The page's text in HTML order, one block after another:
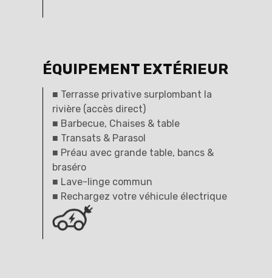
ÉQUIPEMENT EXTÉRIEUR
■ Terrasse privative surplombant la
rivière (accès direct)
■ Barbecue, Chaises & table
■ Transats & Parasol
■ Préau avec grande table, bancs &
braséro
■ Lave-linge commun
■ Rechargez votre véhicule électrique